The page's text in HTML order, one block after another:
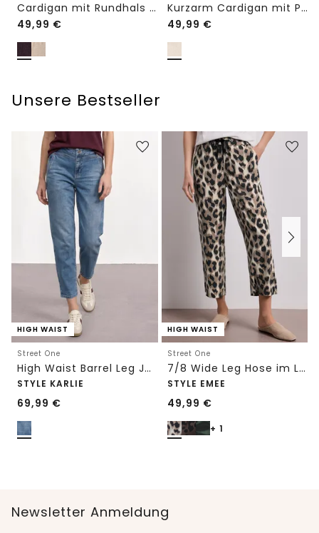
Cardigan mit Rundhals und Knöpfen
49,99 €
Kurzarm Cardigan mit Polokragen
49,99 €
Unsere Bestseller
HIGH WAIST
Street One
High Waist Barrel Leg Jeans im Loose Fit
STYLE KARLIE
69,99 €
HIGH WAIST
Street One
7/8 Wide Leg Hose im Loose Fit mit Print
STYLE EMEE
49,99 €
+ 1
Newsletter Anmeldung